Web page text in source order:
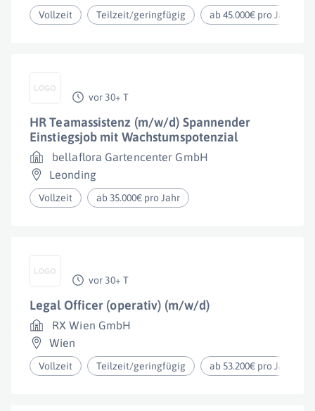
Vollzeit Teilzeit/geringfügig ab 45.000€ pro Jahr
vor 30+ T
HR Teamassistenz (m/w/d) Spannender
Einstiegsjob mit Wachstumspotenzial
bellaflora Gartencenter GmbH
Leonding
Vollzeit ab 35.000€ pro Jahr
vor 30+ T
Legal Officer (operativ) (m/w/d)
RX Wien GmbH
Wien
Vollzeit Teilzeit/geringfügig ab 53.200€ pro Jahr